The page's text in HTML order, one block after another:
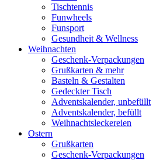
Tischtennis
Funwheels
Funsport
Gesundheit & Wellness
Weihnachten
Geschenk-Verpackungen
Grußkarten & mehr
Basteln & Gestalten
Gedeckter Tisch
Adventskalender, unbefüllt
Adventskalender, befüllt
Weihnachtsleckereien
Ostern
Grußkarten
Geschenk-Verpackungen